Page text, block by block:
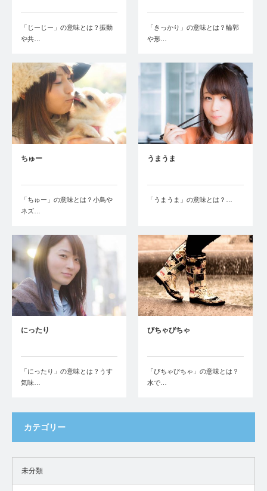
「じーじー」の意味とは？振動
や共…
「きっかり」の意味とは？輪郭
や形…
ちゅー
「ちゅー」の意味とは？小鳥や
ネズ…
うまうま
「うまうま」の意味とは？…
にったり
「にったり」の意味とは？うす
気味…
びちゃびちゃ
「びちゃびちゃ」の意味とは？
水で…
カテゴリー
未分類